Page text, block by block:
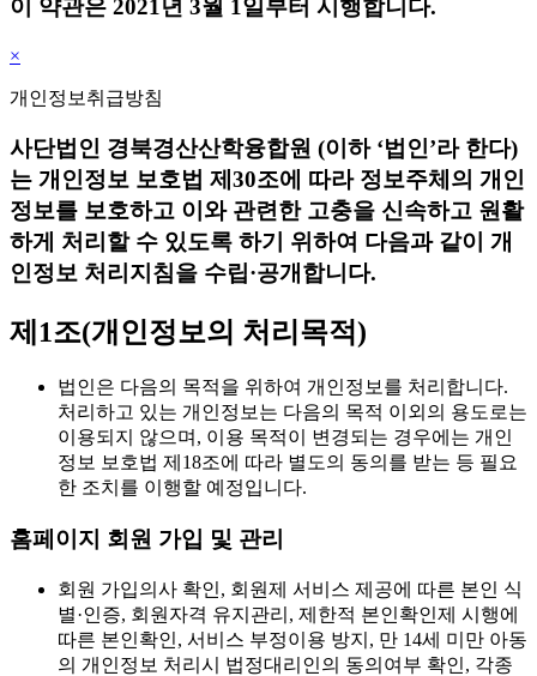
이 약관은 2021년 3월 1일부터 시행합니다.
×
개인정보취급방침
사단법인 경북경산산학융합원 (이하 ‘법인’라 한다)
는 개인정보 보호법 제30조에 따라 정보주체의 개인
정보를 보호하고 이와 관련한 고충을 신속하고 원활
하게 처리할 수 있도록 하기 위하여 다음과 같이 개
인정보 처리지침을 수립·공개합니다.
제1조(개인정보의 처리목적)
법인은 다음의 목적을 위하여 개인정보를 처리합니다.
처리하고 있는 개인정보는 다음의 목적 이외의 용도로는
이용되지 않으며, 이용 목적이 변경되는 경우에는 개인
정보 보호법 제18조에 따라 별도의 동의를 받는 등 필요
한 조치를 이행할 예정입니다.
홈페이지 회원 가입 및 관리
회원 가입의사 확인, 회원제 서비스 제공에 따른 본인 식
별·인증, 회원자격 유지관리, 제한적 본인확인제 시행에
따른 본인확인, 서비스 부정이용 방지, 만 14세 미만 아동
의 개인정보 처리시 법정대리인의 동의여부 확인, 각종